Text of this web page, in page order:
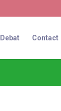
Debat Contact